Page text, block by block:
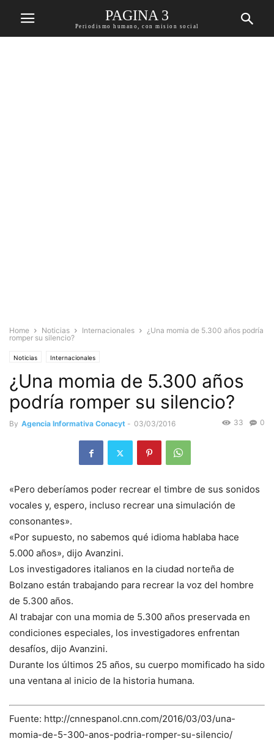
PAGINA 3
Periodismo humano, con mision social
Home Noticias Internacionales
¿Una momia de 5.300 años podría
romper su silencio?
Noticias Internacionales
¿Una momia de 5.300 años
podría romper su silencio?
By Agencia Informativa Conacyt - 03/03/2016 0
33
«Pero deberíamos poder recrear el timbre de sus sonidos
vocales y, espero, incluso recrear una simulación de
consonantes».
«Por supuesto, no sabemos qué idioma hablaba hace
5.000 años», dijo Avanzini.
Los investigadores italianos en la ciudad norteña de
Bolzano están trabajando para recrear la voz del hombre
de 5.300 años.
Al trabajar con una momia de 5.300 años preservada en
condiciones especiales, los investigadores enfrentan
desafíos, dijo Avanzini.
Durante los últimos 25 años, su cuerpo momificado ha sido
una ventana al inicio de la historia humana.
Fuente: http://cnnespanol.cnn.com/2016/03/03/una-
momia-de-5-300-anos-podria-romper-su-silencio/